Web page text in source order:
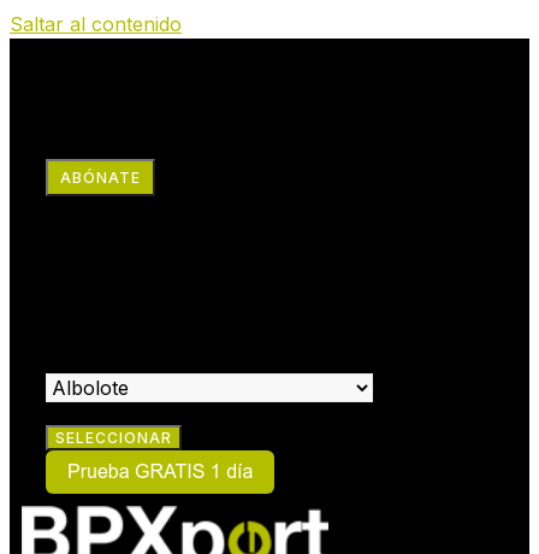
Saltar al contenido
ABÓNATE